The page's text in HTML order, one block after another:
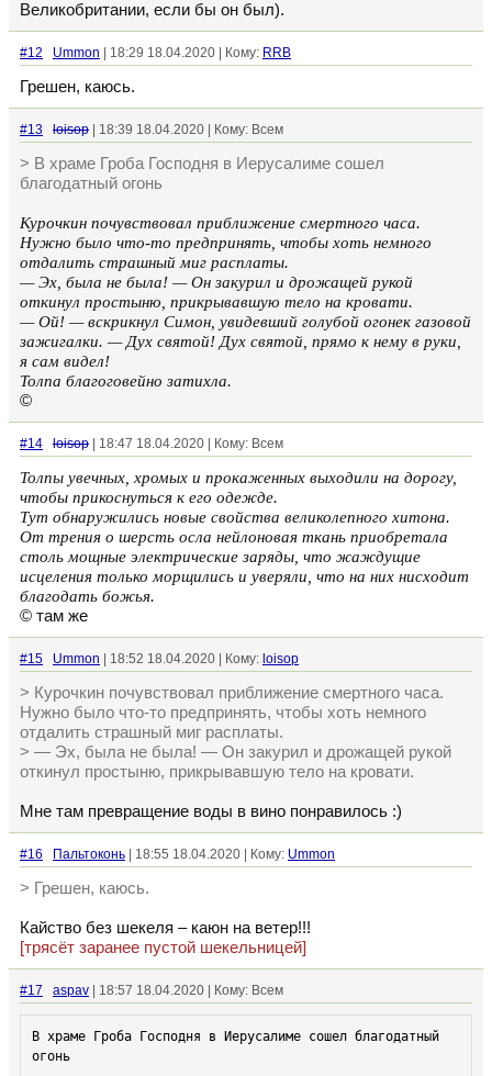
Великобритании, если бы он был).
#12 Ummon | 18:29 18.04.2020 | Кому: RRB
Грешен, каюсь.
#13 loisop | 18:39 18.04.2020 | Кому: Всем
> В храме Гроба Господня в Иерусалиме сошел
благодатный огонь
Курочкин почувствовал приближение смертного часа.
Нужно было что-то предпринять, чтобы хоть немного
отдалить страшный миг расплаты.
— Эх, была не была! — Он закурил и дрожащей рукой
откинул простыню, прикрывавшую тело на кровати.
— Ой! — вскрикнул Симон, увидевший голубой огонек газовой
зажигалки. — Дух святой! Дух святой, прямо к нему в руки,
я сам видел!
Толпа благоговейно затихла.
©
#14 loisop | 18:47 18.04.2020 | Кому: Всем
Толпы увечных, хромых и прокаженных выходили на дорогу,
чтобы прикоснуться к его одежде.
Тут обнаружились новые свойства великолепного хитона.
От трения о шерсть осла нейлоновая ткань приобретала
столь мощные электрические заряды, что жаждущие
исцеления только морщились и уверяли, что на них нисходит
благодать божья.
© там же
#15 Ummon | 18:52 18.04.2020 | Кому: loisop
> Курочкин почувствовал приближение смертного часа.
Нужно было что-то предпринять, чтобы хоть немного
отдалить страшный миг расплаты.
> — Эх, была не была! — Он закурил и дрожащей рукой
откинул простыню, прикрывавшую тело на кровати.
Мне там превращение воды в вино понравилось :)
#16 Пальтоконь | 18:55 18.04.2020 | Кому: Ummon
> Грешен, каюсь.
Кайство без шекеля – каюн на ветер!!!
[трясёт заранее пустой шекельницей]
#17 aspav | 18:57 18.04.2020 | Кому: Всем
В храме Гроба Господня в Иерусалиме сошел благодатный
огонь